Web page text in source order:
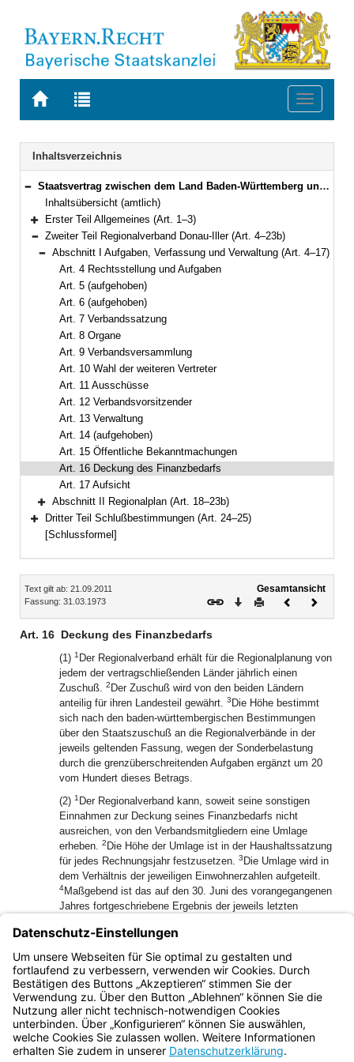
Zur
BAYERN.RECHT
Zur
letzten
Suche
Toggle
Navigation
Inhaltsverzeichnis
Bereich reduzieren
Staatsvertrag zwischen dem Land Baden-Württemberg und dem Freistaat Bayern über die Zusammenarbeit bei der Landesentwicklung und über die Regionalplanung in der Region Donau-Iller Vom 31. März 1973 (Art. 1–25)
Inhaltsübersicht (amtlich)
Bereich erweitern
Erster Teil Allgemeines (Art. 1–3)
Bereich reduzieren
Zweiter Teil Regionalverband Donau-Iller (Art. 4–23b)
Bereich reduzieren
Abschnitt I Aufgaben, Verfassung und Verwaltung (Art. 4–17)
Art. 4 Rechtsstellung und Aufgaben
Art. 5 (aufgehoben)
Art. 6 (aufgehoben)
Art. 7 Verbandssatzung
Art. 8 Organe
Art. 9 Verbandsversammlung
Art. 10 Wahl der weiteren Vertreter
Art. 11 Ausschüsse
Art. 12 Verbandsvorsitzender
Art. 13 Verwaltung
Art. 14 (aufgehoben)
Art. 15 Öffentliche Bekanntmachungen
Art. 16 Deckung des Finanzbedarfs
Art. 17 Aufsicht
Bereich erweitern
Abschnitt II Regionalplan (Art. 18–23b)
Bereich erweitern
Dritter Teil Schlußbestimmungen (Art. 24–25)
[Schlussformel]
Inhalt
Text gilt ab: 21.09.2011
Fassung: 31.03.1973
Gesamtansicht
Download
DruckenVorheriges
Art. 16 Deckung des Finanzbedarfs
(1) 1 Der Regionalverband erhält für die Regionalplanung von
jedem der vertragschließenden Länder jährlich einen
Zuschuß. 2 Der Zuschuß wird von den beiden Ländern
anteilig für ihren Landesteil gewährt. 3 Die Höhe bestimmt
sich nach den baden-württembergischen Bestimmungen
über den Staatszuschuß an die Regionalverbände in der
jeweils geltenden Fassung, wegen der Sonderbelastung
durch die grenzüberschreitenden Aufgaben ergänzt um 20
vom Hundert dieses Betrags.
(2) 1 Der Regionalverband kann, soweit seine sonstigen
Einnahmen zur Deckung seines Finanzbedarfs nicht
ausreichen, von den Verbandsmitgliedern eine Umlage
erheben. 2 Die Höhe der Umlage ist in der Haushaltssatzung
für jedes Rechnungsjahr festzusetzen. 3 Die Umlage wird in
dem Verhältnis der jeweiligen Einwohnerzahlen aufgeteilt.
4Maßgebend ist das auf den 30. Juni des vorangegangenen
Jahres fortgeschriebene Ergebnis der jeweils letzten
(3) Der Regionalverband kann Gebühren in entsprechender
Anwendung der Vorschriften des
Kommunalabgabengesetzes Baden-Württemberg erheben.
Bayern.de
BayernPortal